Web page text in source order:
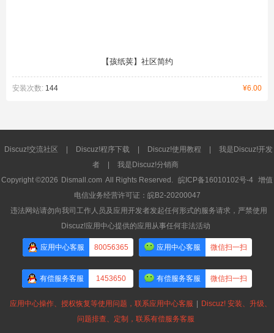
【孩纸荚】社区简约
¥6.00
安装次数: 144
Discuz!交流社区 Discuz!程序下载 Discuz!使用教程
我是Discuz!开发
者
我是Discuz!分销商
Copyright ©2026 Dismall.com All Rights Reserved. 皖ICP备16010102号-4 增值
电信业务经营许可证：皖B2-20200047
违法网站请勿向我司工作人员及应用开发者发起任何形式的服务请求，严禁使用
Discuz!应用中心提供的应用从事任何非法活动
应用中心客服 80056365 应用中心客服 微信扫一扫
有偿服务客服 1453650 有偿服务客服 微信扫一扫
应用中心操作、授权恢复等使用问题，联系应用中心客服
Discuz! 安装、升级、
问题排查、定制，联系有偿服务客服